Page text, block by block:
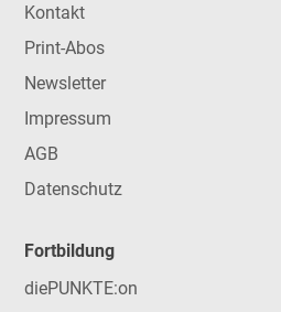
Kontakt
Print-Abos
Newsletter
Impressum
AGB
Datenschutz
Fortbildung
diePUNKTE:on